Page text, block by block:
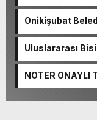
Okulunda görev
Onikişubat
başvurularında
Uluslararası
NOTER ONAYLI